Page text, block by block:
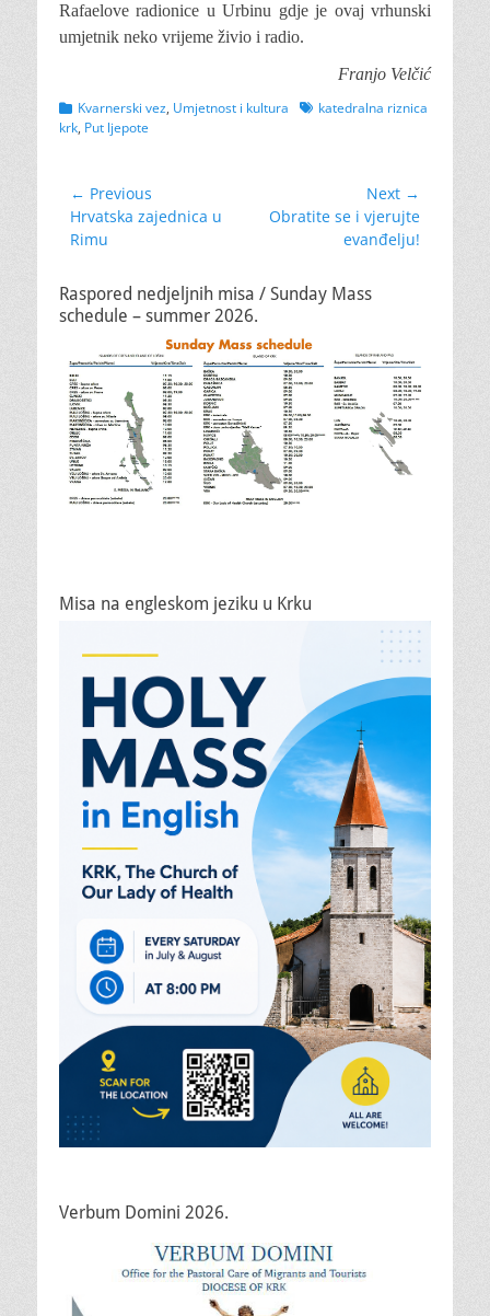
Rafaelove radionice u Urbinu gdje je ovaj vrhunski
umjetnik neko vrijeme živio i radio.
Franjo Velčić
Categories
Kvarnerski vez, Umjetnost i kultura Tagskatedralna riznica
krk, Put ljepote
Navigacija
objava
← Previous
Previous
post:
Hrvatska zajednica u
Rimu
Next →
NextObratite se i vjerujte
evanđelju!
Raspored nedjeljnih misa / Sunday Mass
schedule – summer 2026.
Misa na engleskom jeziku u Krku
Verbum Domini 2026.